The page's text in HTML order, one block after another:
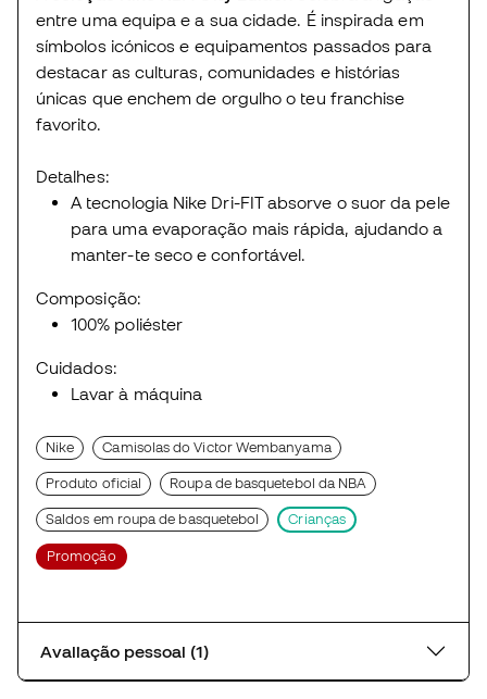
entre uma equipa e a sua cidade. É inspirada em
símbolos icónicos e equipamentos passados para
destacar as culturas, comunidades e histórias
únicas que enchem de orgulho o teu franchise
favorito.
Detalhes:
A tecnologia Nike Dri-FIT absorve o suor da pele
para uma evaporação mais rápida, ajudando a
manter-te seco e confortável.
Composição:
100% poliéster
Cuidados:
Lavar à máquina
Nike Camisolas do Victor Wembanyama
Produto oficial Roupa de basquetebol da NBA
Saldos em roupa de basquetebol Crianças
Promoção
Avaliação pessoal (1)